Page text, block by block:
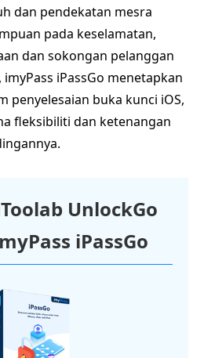
dan pendekatan mesra
pada keselamatan,
dan sokongan pelanggan
iPassGo menetapkan
penyelesaian buka kunci iOS,
fleksibiliti dan ketenangan
UnlockGo
iPassGo